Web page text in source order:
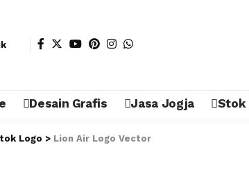
Desain Grafis Jasa Jogja Stok
Logo > Lion Air Logo Vector